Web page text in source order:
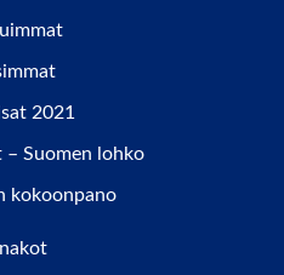
2021
Suomen lohko
kokoonpano